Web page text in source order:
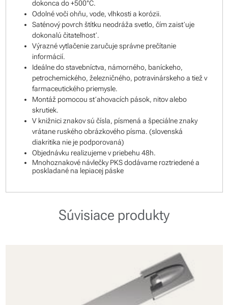
dokonca do +500°C.
Odolné voči ohňu, vode, vlhkosti a korózii.
Saténový povrch štítku neodráža svetlo, čím zaisťuje
dokonalú čitateľnosť.
Výrazné vytlačenie zaručuje správne prečítanie
informácií.
Ideálne do stavebníctva, námorného, baníckeho,
petrochemického, železničného, potravinárskeho a tiež v
farmaceutického priemysle.
Montáž pomocou sťahovacích pások, nitov alebo
skrutiek.
V knižnici znakov sú čísla, písmená a špeciálne znaky
vrátane ruského obrázkového písma. (slovenská
diakritika nie je podporovaná)
Objednávku realizujeme v priebehu 48h.
Mnohoznakové návlečky PKS dodávame roztriedené a
poskladané na lepiacej páske
Súvisiace produkty